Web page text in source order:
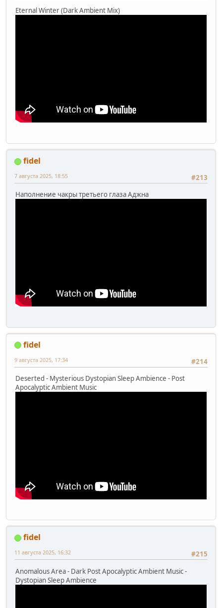
Eternal Winter (Dark Ambient Mix)
fidel
#213
7 августа 2025, 18:55
Наполнение чакры третьего глаза Аджна
fidel
#214
9 августа 2025, 17:34
Deserted - Mysterious Dystopian Sleep Ambience - Post
Apocalyptic Ambient Music
fidel
#215
11 августа 2025, 16:32
Anomalous Area - Dark Post Apocalyptic Ambient Music -
Dystopian Sleep Ambience